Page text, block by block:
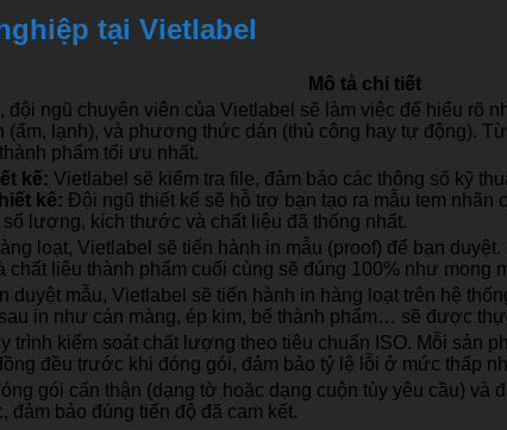
tại Vietlabel
Mô tả chi tiết
đội ngũ chuyên viên của Vietlabel sẽ làm việc để hiểu rõ
(ẩm, lạnh), và phương thức dán (thủ công hay tự động).
phẩm tối ưu nhất.
kế: Vietlabel sẽ kiểm tra file, đảm bảo các thông số kỹ
kế: Đội ngũ thiết kế sẽ hỗ trợ bạn tạo ra mẫu tem
lượng, kích thước và chất liệu đã thống nhất.
loạt, Vietlabel sẽ tiến hành in mẫu (proof) để bạn
chất liệu thành phẩm cuối cùng sẽ đúng 100% như mong
duyệt mẫu, Vietlabel sẽ tiến hành in hàng loạt trên hệ
in như cán màng, ép kim, bế thành phẩm… sẽ được
trình kiểm soát chất lượng theo tiêu chuẩn ISO. Mỗi sản
đều trước khi đóng gói, đảm bảo tỷ lệ lỗi ở mức thấp
gói cẩn thận (dạng tờ hoặc dạng cuộn tùy yêu cầu) và
đảm bảo đúng tiến độ đã cam kết.